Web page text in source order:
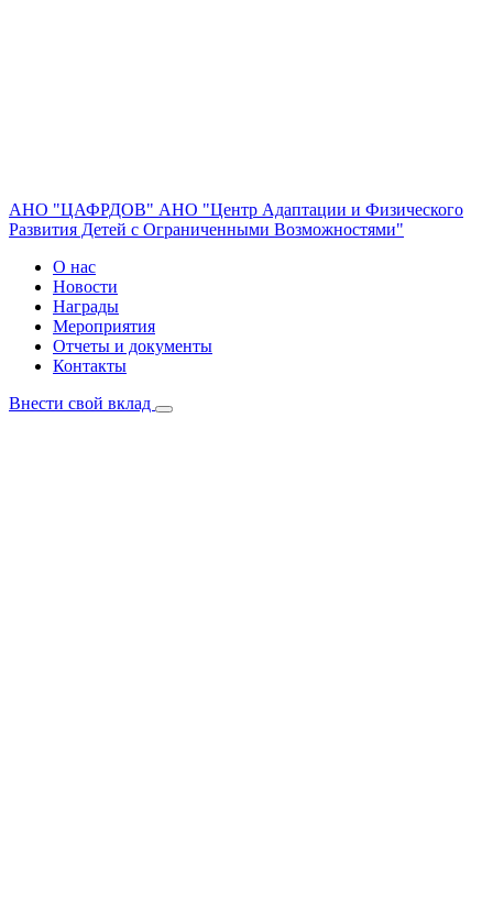
АНО "ЦАФРДОВ" АНО "Центр Адаптации и Физического
Развития Детей с Ограниченными Возможностями"
О нас
Новости
Награды
Мероприятия
Отчеты и документы
Контакты
Внести свой вклад